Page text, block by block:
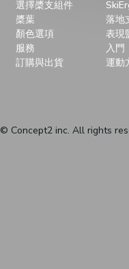
選擇槳支組件
槳葉
顏色選項
服務
訂購與出貨
落地
表現
入門
運動
© Concept2 inc. All rights